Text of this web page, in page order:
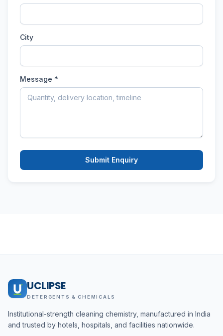
City
Message *
Submit Enquiry
UCLIPSE
DETERGENTS & CHEMICALS
Institutional-strength cleaning chemistry, manufactured in India
and trusted by hotels, hospitals, and facilities nationwide.